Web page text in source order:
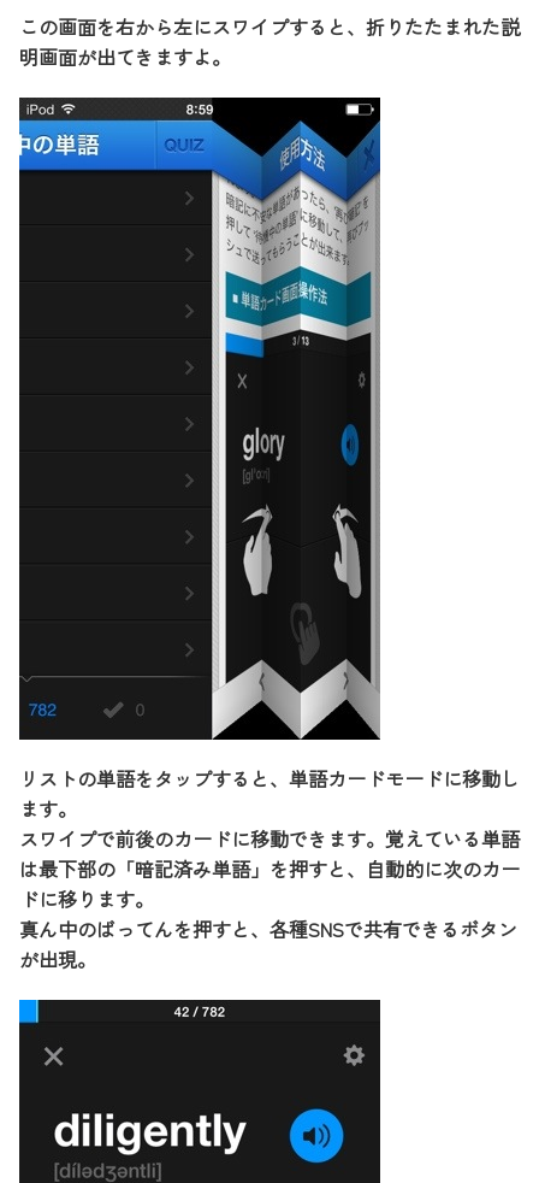
この画面を右から左にスワイプすると、折りたたまれた説
明画面が出てきますよ。
リストの単語をタップすると、単語カードモードに移動し
ます。
スワイプで前後のカードに移動できます。覚えている単語
は最下部の「暗記済み単語」を押すと、自動的に次のカー
ドに移ります。
真ん中のばってんを押すと、各種SNSで共有できるボタン
が出現。